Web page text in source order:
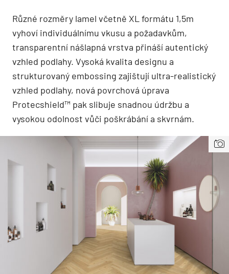
Různé rozměry lamel včetně XL formátu 1,5m
vyhoví individuálnímu vkusu a požadavkům,
transparentní nášlapná vrstva přináší autentický
vzhled podlahy. Vysoká kvalita designu a
strukturovaný embossing zajištují ultra-realistický
vzhled podlahy, nová povrchová úprava
Protecshield™ pak slibuje snadnou údržbu a
vysokou odolnost vůči poškrábání a skvrnám.